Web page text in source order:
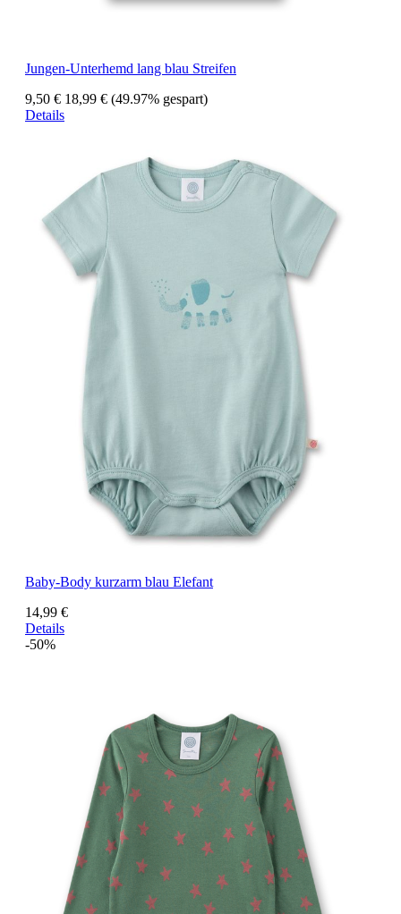
Jungen-Unterhemd lang blau Streifen
9,50 € 18,99 € (49.97% gespart)
Details
Baby-Body kurzarm blau Elefant
14,99 €
Details
-50%